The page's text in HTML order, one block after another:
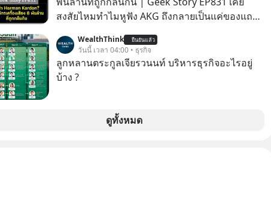
สงสัยไหมทำไมหูฟัง AKG ถึงกลายเป็นแค่ของแถม
ตามห้างทั่วไป? ทั้งที่จริง ๆ แล้ว ชื่อเหล่านี้คือ
“ตำนาน” ระดับเทพที่นักเล่นเครื่องเสียงยุคก่อนยอม
จ่ายเงินหลักแสนเพื่อครอบครอง แต่เบื้องหลังความ
กว้านซื้อไปด้วยมูลค่า 8 พันล้านดอลลาร์โดย
Samsung และสิ่งที่เจ็บปวดที่สุดคือ ยักษ์ใหญ่จาก
WealthThink ยืนยันแล้ว
วันนี้ เวลา 04:00 • ธุรกิจ
ลูกหลานตระกูลเจียรวนนท์ บริหารธุรกิจอะไรอยู่
บ้าง ?
ดูทั้งหมด